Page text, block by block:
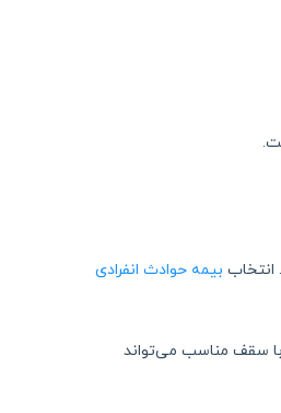
بیمه حوادث انفرادی
سقف مناسب می‌تواند